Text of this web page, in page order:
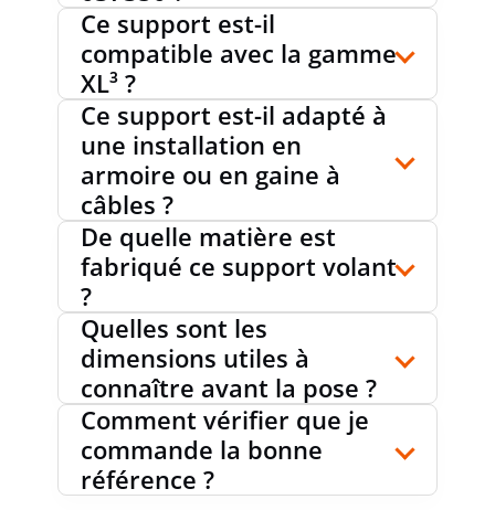
Ce support est-il
compatible avec la gamme
XL³ ?
Ce support est-il adapté à
une installation en
armoire ou en gaine à
câbles ?
De quelle matière est
fabriqué ce support volant
?
Quelles sont les
dimensions utiles à
connaître avant la pose ?
Comment vérifier que je
commande la bonne
référence ?